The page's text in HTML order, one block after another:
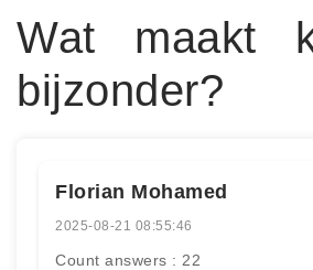
Wat maakt
bijzonder?
Florian Mohamed
2025-08-21 08:55:46
Count answers : 22